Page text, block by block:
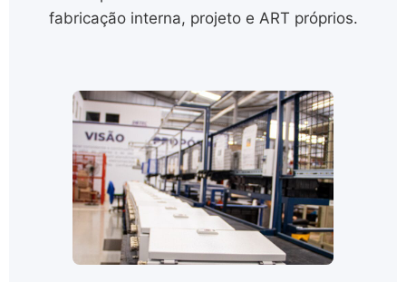
fabricação interna, projeto e ART próprios.